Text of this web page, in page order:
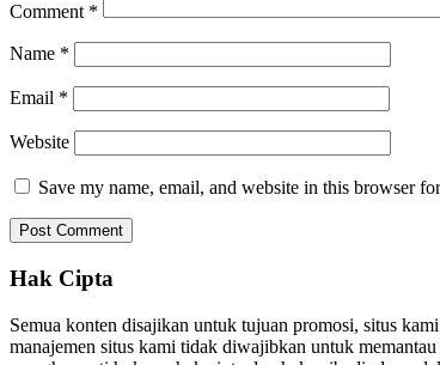
Comment *
Name *
Email *
Website
Save my name, email, and website in this browser
Hak Cipta
Semua konten disajikan untuk tujuan promosi, situs
manajemen situs kami tidak diwajibkan untuk